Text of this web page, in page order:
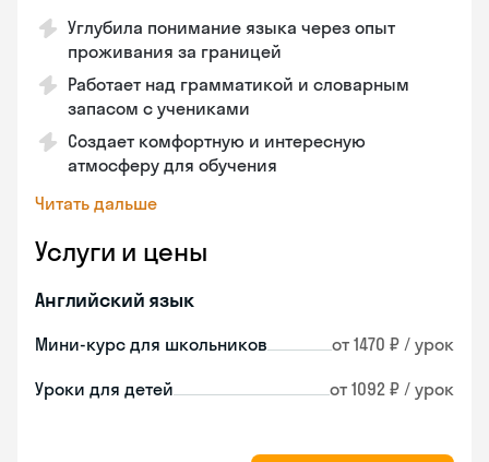
Углубила понимание языка через опыт
проживания за границей
Работает над грамматикой и словарным
запасом с учениками
Создает комфортную и интересную
атмосферу для обучения
Читать дальше
Услуги и цены
Английский язык
Мини-курс для школьников от 1470 ₽ / урок
Уроки для детей от 1092 ₽ / урок